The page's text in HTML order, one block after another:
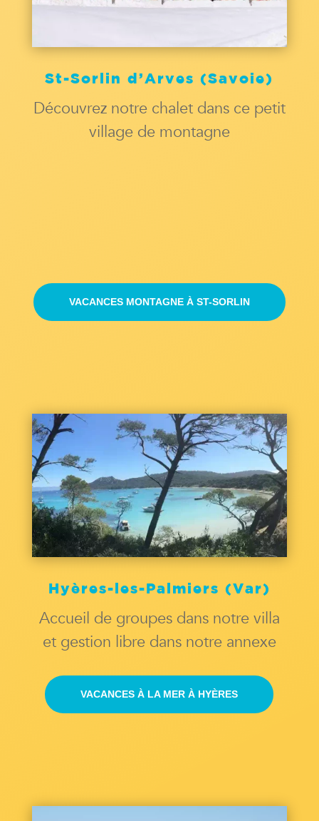
St-Sorlin d’Arves (Savoie)
Découvrez notre chalet dans ce petit
village de montagne
VACANCES MONTAGNE À ST-SORLIN
Hyères-les-Palmiers (Var)
Accueil de groupes dans notre villa
et gestion libre dans notre annexe
VACANCES À LA MER À HYÈRES